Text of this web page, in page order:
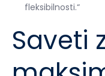
fleksibilnosti.“
Saveti